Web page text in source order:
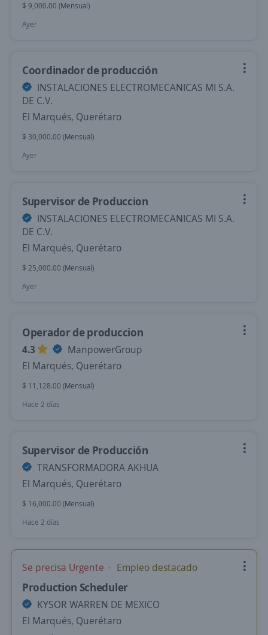
$ 9,000.00 (Mensual)
Ayer
Coordinador de producción
INSTALACIONES ELECTROMECANICAS MI S.A.
DE C.V.
El Marqués, Querétaro
$ 30,000.00 (Mensual)
Ayer
Supervisor de Produccion
INSTALACIONES ELECTROMECANICAS MI S.A.
DE C.V.
El Marqués, Querétaro
$ 25,000.00 (Mensual)
Ayer
Operador de produccion
4.3
ManpowerGroup
El Marqués, Querétaro
$ 11,128.00 (Mensual)
Hace 2 días
Supervisor de Producción
TRANSFORMADORA AKHUA
El Marqués, Querétaro
$ 16,000.00 (Mensual)
Hace 2 días
Se precisa Urgente Empleo destacado
Production Scheduler
KYSOR WARREN DE MEXICO
El Marqués, Querétaro